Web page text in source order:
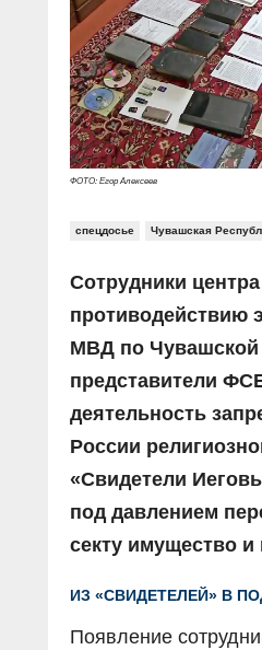
Социальные ролики
Документальные фильмы
Прямой разговор
В знании сила
Специальный репортаж
КиберПОСТОВОЙ
Газета «Щит и меч»
Журнал «Полиция
О ПОРТАЛЕ
Контакты
Вакансии
ФОТО: Егор Алексеев
спецдосье Чувашская
Сотрудники
противодействию
МВД по Чувашской
представители
деятельность
России
«Свидетели
под давлением
секту имущество и
ИЗ «СВИДЕТЕЛЕЙ» В
Появление